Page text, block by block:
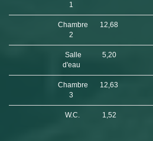
1
Chambre
2
12,68
Salle
d'eau
5,20
Chambre
3
12,63
W.C. 1,52